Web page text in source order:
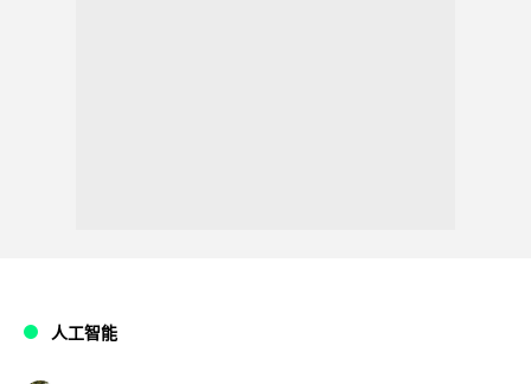
人工智能